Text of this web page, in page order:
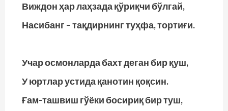
Виждон ҳар лаҳзада қўриқчи бўлгай,
Насибанг – тақдирнинг туҳфа, тортиғи.
Учар осмонларда бахт деган бир қуш,
У юртлар устида қанотин қоқсин.
Ғам-ташвиш гўёки босириқ бир туш,